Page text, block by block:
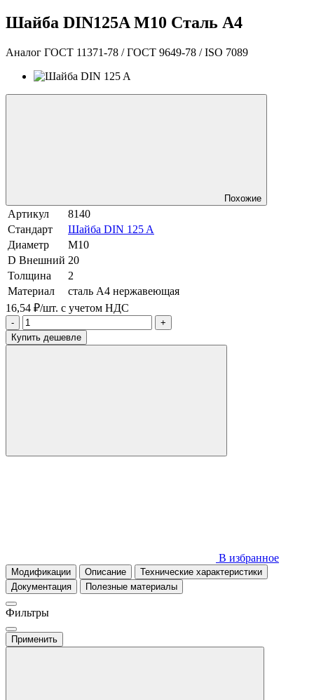
Шайба DIN125A М10 Сталь A4
Аналог ГОСТ 11371-78 / ГОСТ 9649-78 / ISO 7089
Похожие
Артикул
8140
Стандарт
Шайба DIN 125 A
Диаметр
М10
D Внешний 20
Толщина
2
Материал
сталь A4 нержавеющая
16,54 ₽/шт. с учетом НДС
-
+
Купить дешевле
В избранное
Модификации Описание
Технические характеристики
Документация
Полезные материалы
Фильтры
Применить